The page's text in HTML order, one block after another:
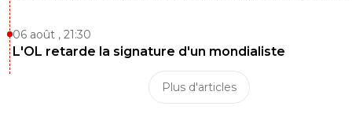
06 août , 21:30
L'OL retarde la signature d'un mondialiste
Plus d'articles